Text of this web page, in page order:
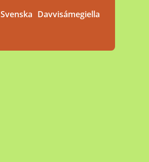
Svenska Davvisámegiella